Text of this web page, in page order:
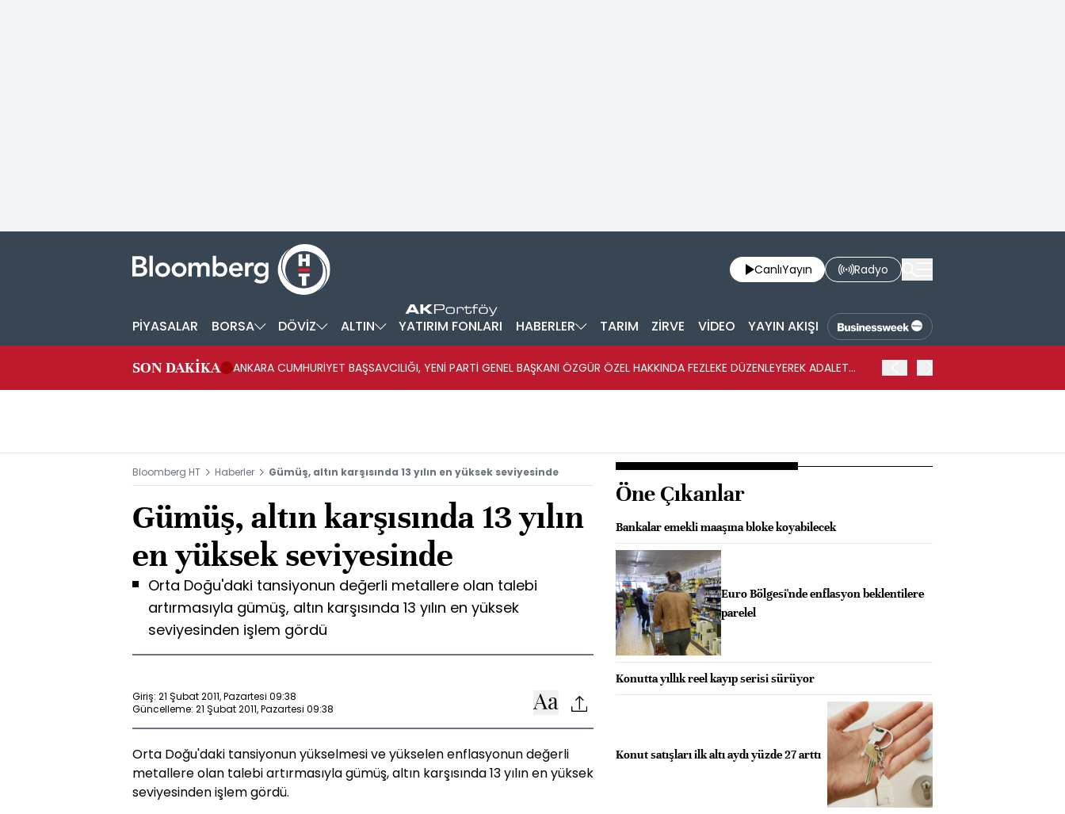
CanlıYayın Radyo
PİYASALAR BORSA DÖVİZ ALTIN YATIRIM FONLARI HABERLER TARIM ZİRVE VİDEO YAYIN AKIŞI
SON DAKİKA
ANKARA CUMHURİYET BAŞSAVCILIĞI, YENİ PARTİ GENEL BAŞKANI ÖZGÜR ÖZEL HAKKINDA FEZLEKE DÜZENLEYEREK ADALET
Bloomberg HT Haberler Gümüş, altın karşısında 13 yılın en yüksek seviyesinde
Gümüş, altın karşısında 13 yılın
en yüksek seviyesinde
Orta Doğu'daki tansiyonun değerli metallere olan talebi
artırmasıyla gümüş, altın karşısında 13 yılın en yüksek
seviyesinden işlem gördü
Giriş: 21 Şubat 2011, Pazartesi 09:38
Güncelleme: 21 Şubat 2011, Pazartesi 09:38
Orta Doğu'daki tansiyonun yükselmesi ve yükselen enflasyonun değerli
metallere olan talebi artırmasıyla gümüş, altın karşısında 13 yılın en yüksek
seviyesinden işlem gördü.
Öne Çıkanlar
Bankalar emekli maaşına bloke koyabilecek
Euro Bölgesi'nde enflasyon beklentilere
parelel
Konutta yıllık reel kayıp serisi sürüyor
Konut satışları ilk altı aydı yüzde 27 arttı